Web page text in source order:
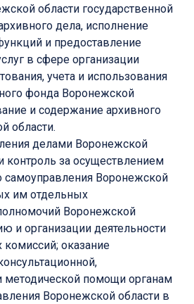
области государственной
дела, исполнение
и предоставление
в сфере организации
учета и использования
фонда Воронежской
и содержание архивного
области.
делами Воронежской
контроль за осуществлением
самоуправления Воронежской
им отдельных
Воронежской
и организации деятельности
оказание
помощи органам
Воронежской области в